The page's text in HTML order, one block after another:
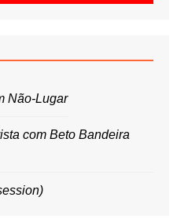
Não-Lugar
com Beto Bandeira